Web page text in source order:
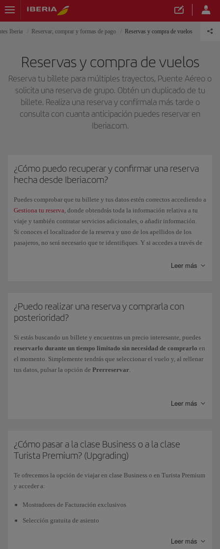
Iberia Reservar, comprar y formas de pago Reservas y compra de vuelos
Reservas y compra de vuelos
Reserva tu billete para múltiples trayectos, Puente Aéreo o
solicita una reserva de grupo. Obtén un duplicado de tu
billete. Realiza una reserva y confírmala más tarde o
consulta con cuanta anticipación puedes reservar en
Iberia.com.
¿Cómo puedo recuperar y confirmar una reserva
hecha desde Iberia.com?
Puedes comprobar que tu billete y tus datos estén correctos accediendo a
Gestiona tu reserva, donde obtendrás toda la información relativa a tu
viaje y también contratar servicios adicionales, o añadir información.
Si conoces el localizador de la reserva y uno de los apellidos de los
pasajeros, no será necesario que te identifiques. Y si accedes a través de
Leer más
¿Puedo realizar una reserva y comprarla con
posterioridad?
Si estás buscando un billete y encuentras un precio interesante, puedes
reservarlo durante un tiempo limitado sin necesidad de comprarlo en
el momento. Simplemente tendrás que seleccionar el vuelo y, al rellenar
tus datos, pulsar la opción de Prerreservar.
indicado y podrás finalizar tu compra dentro de ese periodo, entrando en
prerreserva se cancelará automáticamente al agotarse el tiempo límite.
Podrás utilizar este servicio en los países que dispongan de él, en los
vuelos del Grupo Iberia (operados por Iberia, Iberia Express o Air
Nostrum), en vuelos en
la reserva conmás de cinco días de antelación
automática de los billetes. En estos casos, sigue las instrucciones que se
Leer más
¿Cómo pasar a la clase Business o a la clase
Turista Premium? (Upgrading)
Te ofrecemos la opción de viajar en clase Business o en Turista Premium
y acceder a:
Mostradores de Facturación exclusivos
Selección gratuita de asiento
Leer más